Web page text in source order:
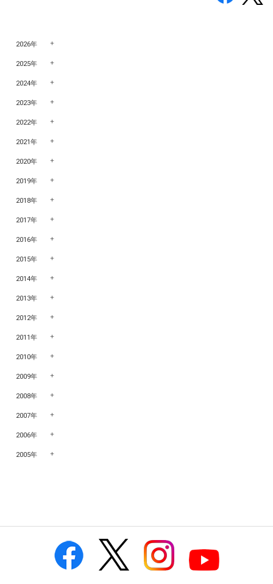
2026年
2025年
2024年
2023年
2022年
2021年
2020年
2019年
2018年
2017年
2016年
2015年
2014年
2013年
2012年
2011年
2010年
2009年
2008年
2007年
2006年
2005年